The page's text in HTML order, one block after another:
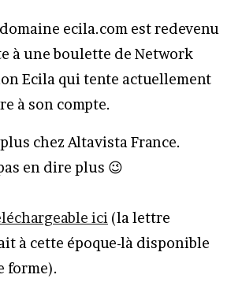
ecila.com est redevenu
à une boulette de Network
Ecila qui tente actuellement
à son compte.
chez Altavista France.
en dire plus 😉
ici (la lettre
à cette époque-là disponible
forme).